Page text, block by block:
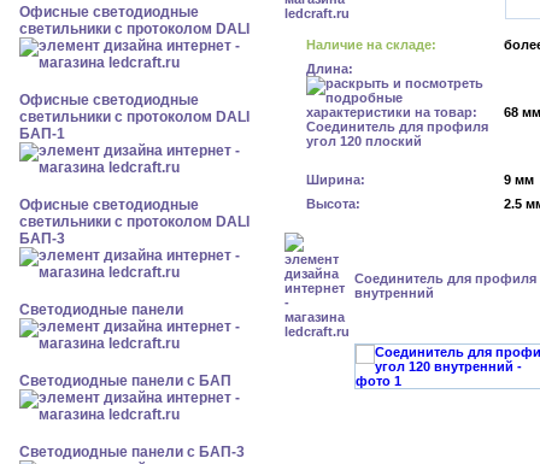
Офисные светодиодные
светильники с протоколом DALI
Офисные светодиодные
светильники с протоколом DALI
БАП-1
Офисные светодиодные
светильники с протоколом DALI
БАП-3
Cветодиодные панели
Cветодиодные панели с БАП
Cветодиодные панели с БАП-3
Наличие на складе:
Длина:
68 мм
Ширина:
9 мм
Высота:
2.5
Cоединитель для профиля
внутренний